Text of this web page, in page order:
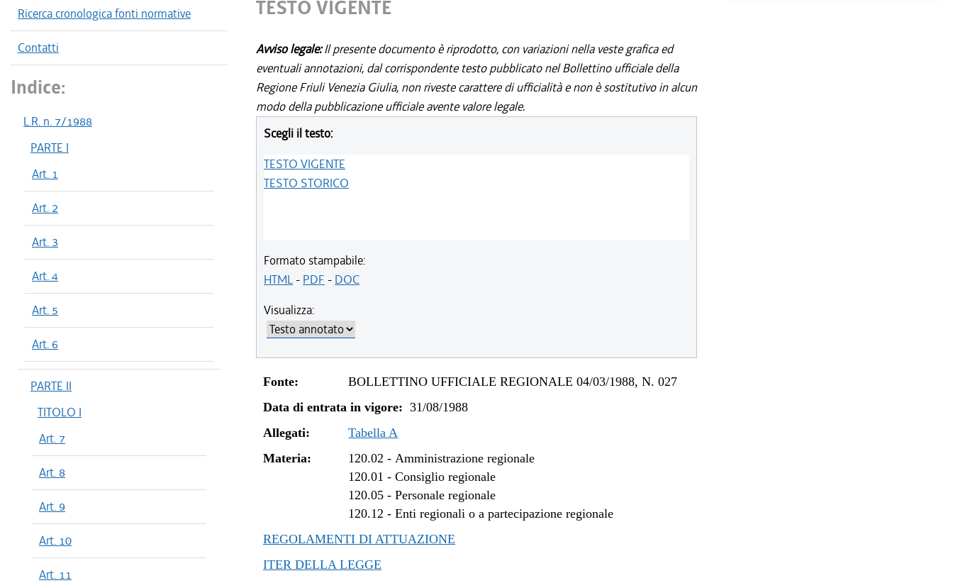
Ricerca cronologica fonti normative
Contatti
Indice:
L.R. n. 7/1988
PARTE I
Art. 1
Art. 2
Art. 3
Art. 4
Art. 5
Art. 6
PARTE II
TITOLO I
Art. 7
Art. 8
Art. 9
Art. 10
Art. 11
TESTO VIGENTE
Avviso legale:Il presente documento è riprodotto, con variazioni nella veste grafica ed
eventuali annotazioni, dal corrispondente testo pubblicato nel Bollettino ufficiale della
Regione Friuli Venezia Giulia, non riveste carattere di ufficialità e non è sostitutivo in alcun
modo della pubblicazione ufficiale avente valore legale.
Scegli il testo:
TESTO VIGENTE
TESTO STORICO
Formato stampabile:
HTML- PDF - DOC
Visualizza:
Fonte:
BOLLETTINO UFFICIALE REGIONALE 04/03/1988, N. 027
Data di entrata in vigore: 31/08/1988
Allegati:
Tabella A
Materia:
120.02 -Amministrazione regionale
120.01 -Consiglio regionale
120.05 -Personale regionale
120.12 -Enti regionali o a partecipazione regionale
REGOLAMENTI DI ATTUAZIONE
ITER DELLA LEGGE